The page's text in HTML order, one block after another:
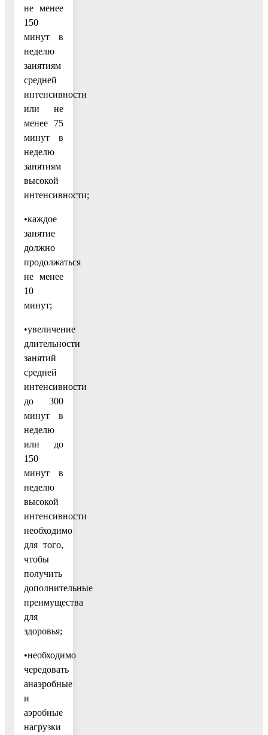
не менее
150
минут в
неделю
занятиям
средней
интенсивности
или не
менее 75
минут в
неделю
занятиям
высокой
интенсивности;
•каждое
занятие
должно
продолжаться
не менее
10
минут;
•увеличение
длительности
занятий
средней
интенсивности
до 300
минут в
неделю
или до
150
минут в
неделю
высокой
интенсивности
необходимо
для того,
чтобы
получить
дополнительные
преимущества
для
здоровья;
•необходимо
чередовать
анаэробные
и
аэробные
нагрузки